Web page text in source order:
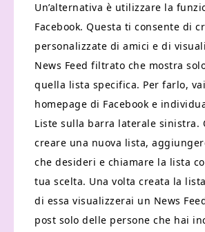
Un’alternativa è utilizzare la
Facebook. Questa ti consente di
personalizzate di amici e di
News Feed filtrato che mostra
quella lista specifica. Per farlo,
homepage di Facebook e
Liste sulla barra laterale sinistra.
creare una nuova lista,
che desideri e chiamare la lista
tua scelta. Una volta creata la
di essa visualizzerai un News
post solo delle persone che hai